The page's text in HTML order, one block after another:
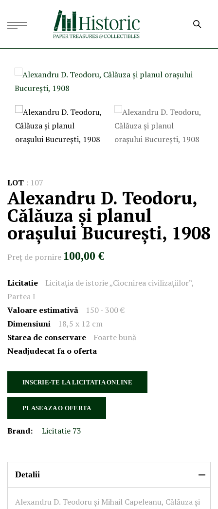
LOT : 107
Alexandru D. Teodoru,
Călăuza și planul
orașului București, 1908
Preţ de pornire 100,00 €
Licitatie
Licitația de istorie „Ciocnirea civilizațiilor”,
Partea I
Valoare estimativă
150 - 300 €
Dimensiuni
18,5 x 12 cm
Starea de conservare
Foarte bună
Neadjudecat fa o oferta
INSCRIE-TE LA LICITATIA ONLINE
PLASEAZA O OFERTA
Brand: Licitatie 73
Detalii
Alexandru D. Teodoru și Mihail Capeleanu, Călăuza și